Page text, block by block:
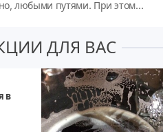
любыми путями. При этом
что-то подобное, значит
присмотреться к
ДЛЯ ВАС
в